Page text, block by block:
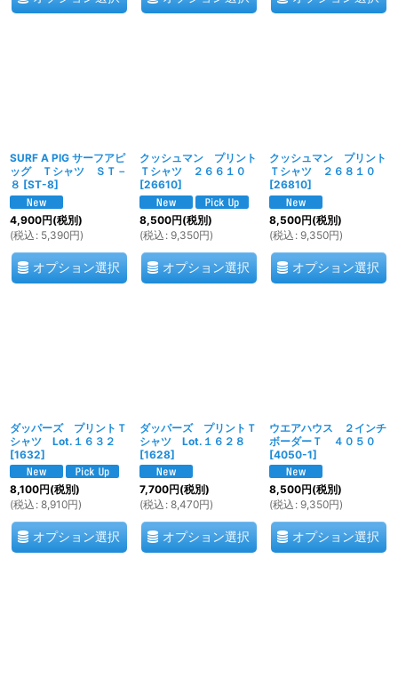
SURF A PIG サーフアピ
ッグ Ｔシャツ ＳＴ－
８ [ST-8]
4,900円(税別)
(税込 : 5,390円)
オプション選択
クッシュマン プリント
Ｔシャツ ２６６１０
[26610]
8,500円(税別)
(税込 : 9,350円)
オプション選択
クッシュマン プリント
Ｔシャツ ２６８１０
[26810]
8,500円(税別)
(税込 : 9,350円)
オプション選択
ダッパーズ プリントＴ
シャツ Lot.１６３２
[1632]
8,100円(税別)
(税込 : 8,910円)
オプション選択
ダッパーズ プリントＴ
シャツ Lot.１６２８
[1628]
7,700円(税別)
(税込 : 8,470円)
オプション選択
ウエアハウス ２インチ
ボーダーＴ ４０５０
[4050-1]
8,500円(税別)
(税込 : 9,350円)
オプション選択